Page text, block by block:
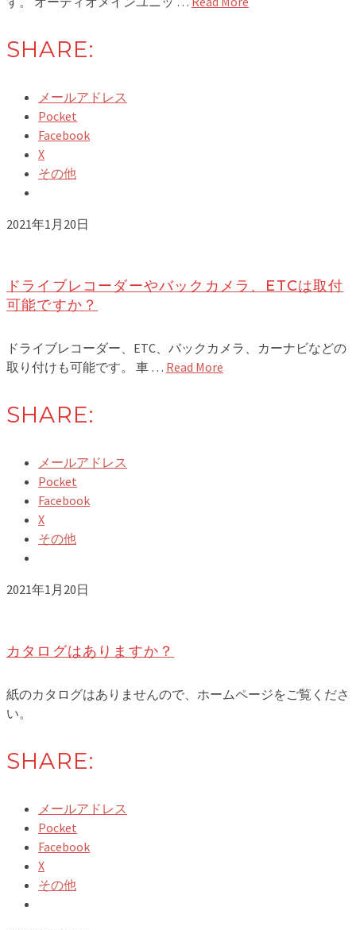
SHARE:
メールアドレス
Pocket
Facebook
X
その他
2021年1月20日
ドライブレコーダーやバックカメラ、ETCは取付
可能ですか？
ドライブレコーダー、ETC、バックカメラ、カーナビなどの
取り付けも可能です。 車 … Read More
SHARE:
メールアドレス
Pocket
Facebook
X
その他
2021年1月20日
カタログはありますか？
紙のカタログはありませんので、ホームページをご覧くださ
い。
SHARE:
メールアドレス
Pocket
Facebook
X
その他